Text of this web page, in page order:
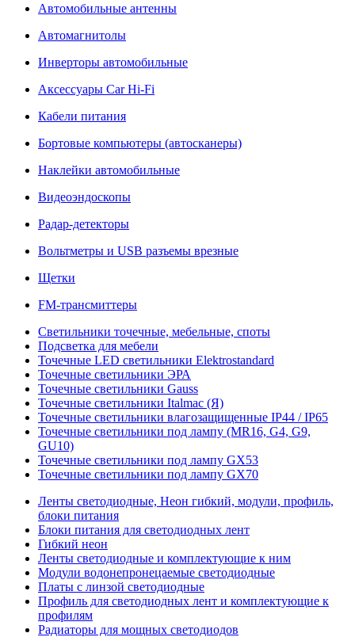
Автомобильные антенны
Автомагнитолы
Инверторы автомобильные
Аксессуары Car Hi-Fi
Кабели питания
Бортовые компьютеры (автосканеры)
Наклейки автомобильные
Видеоэндоскопы
Радар-детекторы
Вольтметры и USB разъемы врезные
Щетки
FM-трансмиттеры
Светильники точечные, мебельные, споты
Подсветка для мебели
Точечные LED светильники Elektrostandard
Точечные светильники ЭРА
Точечные светильники Gauss
Точечные светильники Italmac (Я)
Точечные светильники влагозащищенные IP44 / IP65
Точечные светильники под лампу (MR16, G4, G9,
GU10)
Точечные светильники под лампу GX53
Точечные светильники под лампу GX70
Ленты светодиодные, Неон гибкий, модули, профиль,
блоки питания
Блоки питания для светодиодных лент
Гибкий неон
Ленты светодиодные и комплектующие к ним
Модули водонепронецаемые светодиодные
Платы с линзой светодиодные
Профиль для светодиодных лент и комплектующие к
профилям
Радиаторы для мощных светодиодов